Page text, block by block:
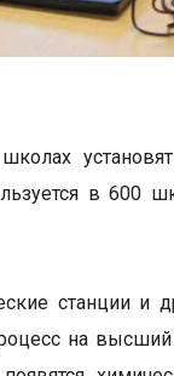
в 600
станции и
на высший